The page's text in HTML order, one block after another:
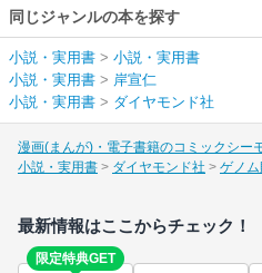
同じジャンルの本を探す
小説・実用書 > 小説・実用書
小説・実用書 > 岸宣仁
小説・実用書 > ダイヤモンド社
漫画(まんが)・電子書籍のコミックシー
小説・実用書
ダイヤモンド社 ゲノ
最新情報はここからチェック！
限定特典GET